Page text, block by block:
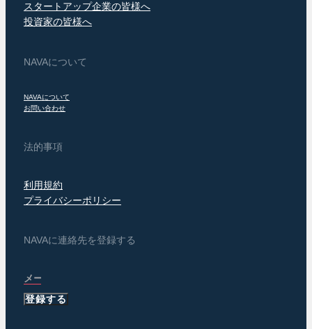
スタートアップ企業の皆様へ
投資家の皆様へ
NAVAについて
NAVAについて
お問い合わせ
法的事項
利用規約
プライバシーポリシー
NAVAに連絡先を登録する
登録する